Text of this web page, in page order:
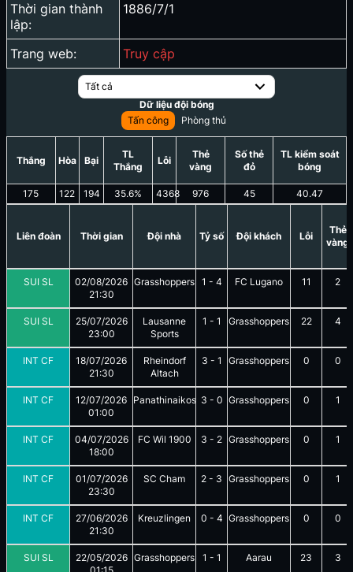
Thời gian thành
lập:
1886/7/1
Trang web: Truy cập
Tất cả
Dữ liệu đội bóng
Tấn công
Phòng thủ
Thắng
175
Hòa
122
Bại
194
TL
Thắng
35.6%
Lỗi
4368
Thẻ
vàng
976
Số thẻ
đỏ
45
TL kiểm soát
bóng
40.47
Liên đoàn Thời gian Đội nhà Tỷ số Đội khách Lỗi
Thẻ
vàng
SUI SL
02/08/2026
21:30
Grasshoppers 1 - 4 FC Lugano 11 2
SUI SL
25/07/2026
23:00
Lausanne
Sports
1 - 1 Grasshoppers 22 4
INT CF
18/07/2026
21:30
Rheindorf
Altach
3 - 1 Grasshoppers 0 0
INT CF
12/07/2026
01:00
Panathinaikos 3 - 0 Grasshoppers 0 1
INT CF
04/07/2026
18:00
FC Wil 1900 3 - 2 Grasshoppers 0 1
INT CF
01/07/2026
23:30
SC Cham 2 - 3 Grasshoppers 0 1
INT CF
27/06/2026
21:30
Kreuzlingen 0 - 4 Grasshoppers 0 0
SUI SL
22/05/2026 Grasshoppers 1 - 1 Aarau 23 3